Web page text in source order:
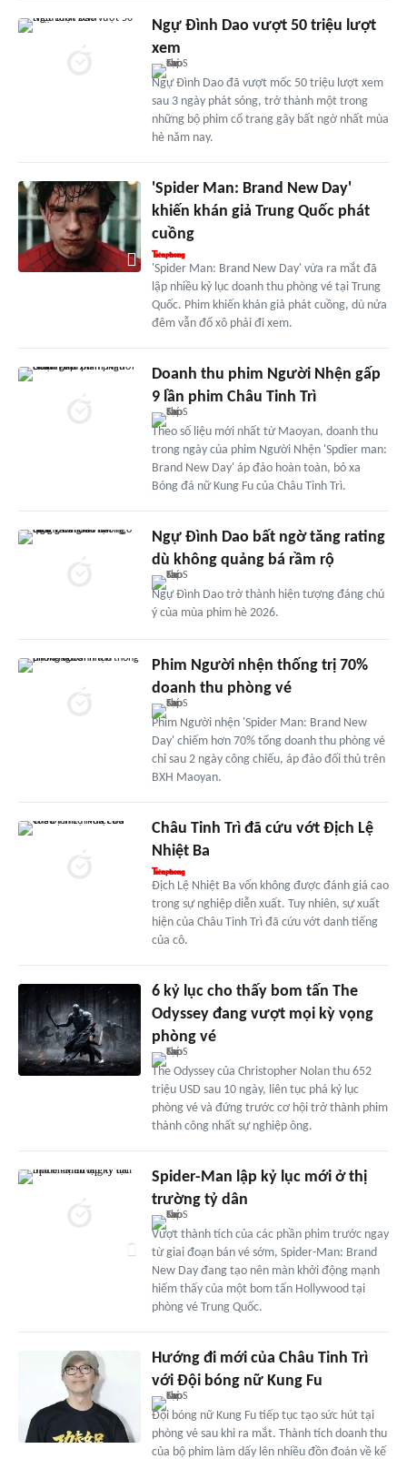
Ngự Đình Dao vượt 50 triệu lượt
xem
Ngự Đình Dao đã vượt mốc 50 triệu lượt xem
sau 3 ngày phát sóng, trở thành một trong
những bộ phim cổ trang gây bất ngờ nhất mùa
hè năm nay.
'Spider Man: Brand New Day'
khiến khán giả Trung Quốc phát
cuồng
'Spider Man: Brand New Day' vừa ra mắt đã
lập nhiều kỷ lục doanh thu phòng vé tại Trung
Quốc. Phim khiến khán giả phát cuồng, dù nửa
đêm vẫn đổ xô phải đi xem.
Doanh thu phim Người Nhện gấp
9 lần phim Châu Tinh Trì
Theo số liệu mới nhất từ Maoyan, doanh thu
trong ngày của phim Người Nhện 'Spdier man:
Brand New Day' áp đảo hoàn toàn, bỏ xa
Bóng đá nữ Kung Fu của Châu Tinh Trì.
Ngự Đình Dao bất ngờ tăng rating
dù không quảng bá rầm rộ
Ngự Đình Dao trở thành hiện tượng đáng chú
ý của mùa phim hè 2026.
Phim Người nhện thống trị 70%
doanh thu phòng vé
Phim Người nhện 'Spider Man: Brand New
Day' chiếm hơn 70% tổng doanh thu phòng vé
chỉ sau 2 ngày công chiếu, áp đảo đối thủ trên
BXH Maoyan.
Châu Tinh Trì đã cứu vớt Địch Lệ
Nhiệt Ba
Địch Lệ Nhiệt Ba vốn không được đánh giá cao
trong sự nghiệp diễn xuất. Tuy nhiên, sự xuất
hiện của Châu Tinh Trì đã cứu vớt danh tiếng
của cô.
6 kỷ lục cho thấy bom tấn The
Odyssey đang vượt mọi kỳ vọng
phòng vé
The Odyssey của Christopher Nolan thu 652
triệu USD sau 10 ngày, liên tục phá kỷ lục
phòng vé và đứng trước cơ hội trở thành phim
thành công nhất sự nghiệp ông.
Spider-Man lập kỷ lục mới ở thị
trường tỷ dân
Vượt thành tích của các phần phim trước ngay
từ giai đoạn bán vé sớm, Spider-Man: Brand
New Day đang tạo nên màn khởi động mạnh
hiếm thấy của một bom tấn Hollywood tại
phòng vé Trung Quốc.
Hướng đi mới của Châu Tinh Trì
với Đội bóng nữ Kung Fu
Đội bóng nữ Kung Fu tiếp tục tạo sức hút tại
phòng vé sau khi ra mắt. Thành tích doanh thu
của bộ phim làm dấy lên nhiều đồn đoán về kế